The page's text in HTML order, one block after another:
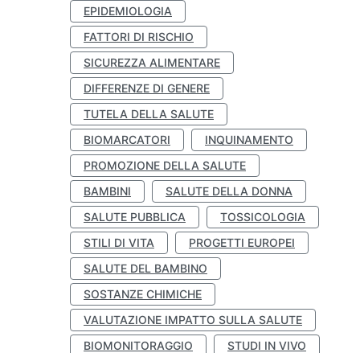
EPIDEMIOLOGIA
FATTORI DI RISCHIO
SICUREZZA ALIMENTARE
DIFFERENZE DI GENERE
TUTELA DELLA SALUTE
BIOMARCATORI
INQUINAMENTO
PROMOZIONE DELLA SALUTE
BAMBINI
SALUTE DELLA DONNA
SALUTE PUBBLICA
TOSSICOLOGIA
STILI DI VITA
PROGETTI EUROPEI
SALUTE DEL BAMBINO
SOSTANZE CHIMICHE
VALUTAZIONE IMPATTO SULLA SALUTE
BIOMONITORAGGIO
STUDI IN VIVO